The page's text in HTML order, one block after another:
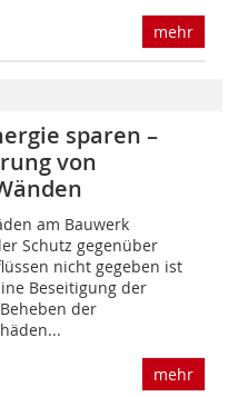
mehr
sparen –
von
am Bauwerk
Schutz gegenüber
nicht gegeben ist
Beseitigung der
der
mehr